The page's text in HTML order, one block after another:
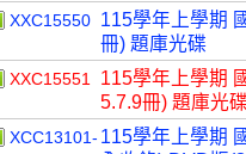
XXC15550 115學年上學期
冊) 題庫光碟
XXC15551
115學年上學期
5.7.9冊) 題庫光
XCC13101- 115學年上學期